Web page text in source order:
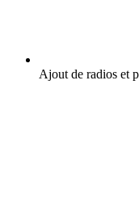
Ajout de radios et